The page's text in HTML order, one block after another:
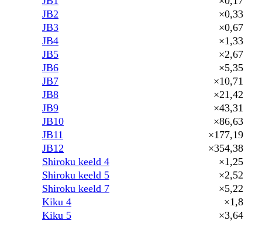
JB2
×0,33
JB3
×0,67
JB4
×1,33
JB5
×2,67
JB6
×5,35
JB7
×10,71
JB8
×21,42
JB9
×43,31
JB10
×86,63
JB11
×177,19
JB12
×354,38
Shiroku keeld 4
×1,25
Shiroku keeld 5
×2,52
Shiroku keeld 7
×5,22
Kiku 4
×1,8
Kiku 5
×3,64